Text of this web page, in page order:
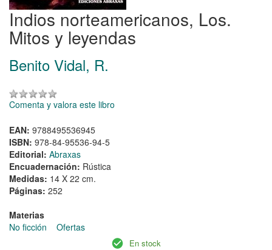
Indios norteamericanos, Los.
Mitos y leyendas
Benito Vidal, R.
Comenta y valora este libro
EAN: 9788495536945
ISBN: 978-84-95536-94-5
Editorial: Abraxas
Encuadernación: Rústica
Medidas: 14 X 22 cm.
Páginas: 252
Materias
No ficción
Ofertas
En stock